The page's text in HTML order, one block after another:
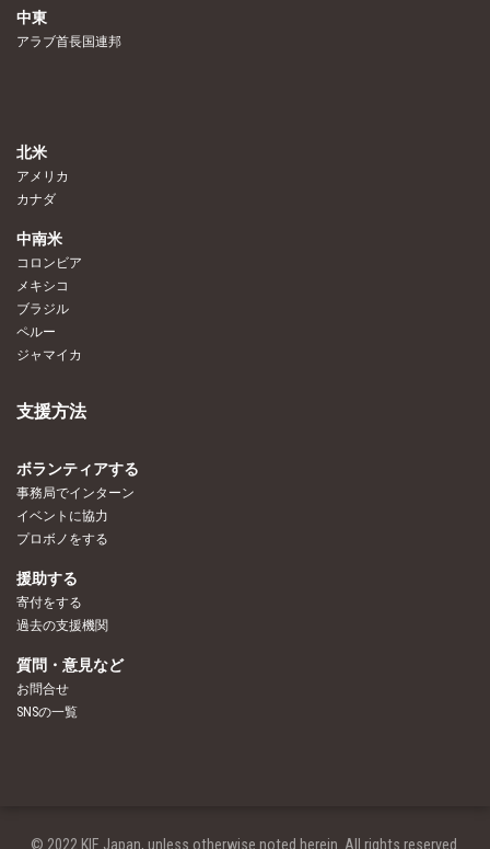
中東
アラブ首長国連邦
北米
アメリカ
カナダ
中南米
コロンビア
メキシコ
ブラジル
ペルー
ジャマイカ
支援方法
ボランティアする
事務局でインターン
イベントに協力
プロボノをする
援助する
寄付をする
過去の支援機関
質問・意見など
お問合せ
SNSの一覧
© 2022 KIF Japan, unless otherwise noted herein. All rights reserved.